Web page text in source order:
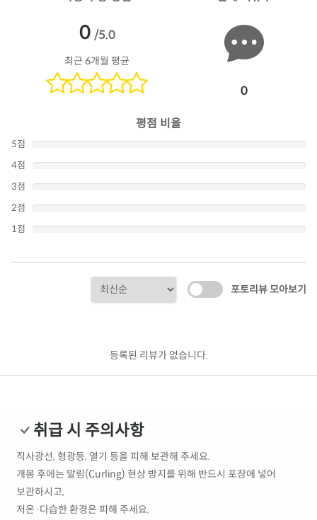
0 /5.0
최근 6개월 평균
0
평점 비율
5점
4점
3점
2점
1점
포토리뷰 모아보기
등록된 리뷰가 없습니다.
취급 시 주의사항
직사광선, 형광등, 열기 등을 피해 보관해 주세요.
개봉 후에는 말림(Curling) 현상 방지를 위해 반드시 포장에 넣어
보관하시고,
저온·다습한 환경은 피해 주세요.